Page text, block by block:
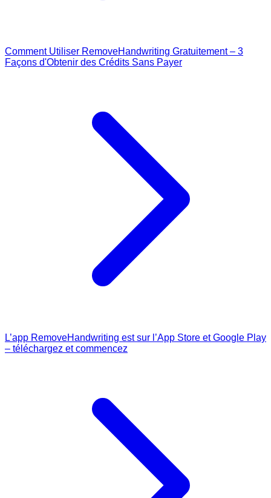
Comment Utiliser RemoveHandwriting Gratuitement – 3
Façons d'Obtenir des Crédits Sans Payer
L’app RemoveHandwriting est sur l’App Store et Google Play
– téléchargez et commencez